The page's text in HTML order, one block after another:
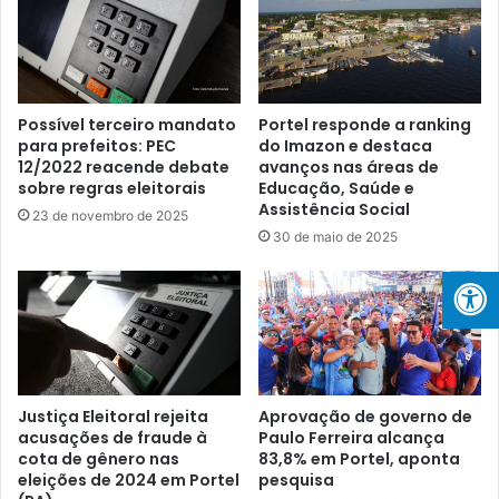
F
e
r
e
i
r
a
e
o
m
7
1
,
e
P
u
l
o
F
e
i
l
c
a
ç
Possível terceiro mandato
para prefeitos: PEC
12/2022 reacende debate
sobre regras eleitorais
23 de novembro de 2025
Portel responde a ranking
do Imazon e destaca
avanços nas áreas de
Educação, Saúde e
Assistência Social
30 de maio de 2025
Justiça Eleitoral rejeita
acusações de fraude à
cota de gênero nas
eleições de 2024 em Portel
Aprovação de governo de
Paulo Ferreira alcança
83,8% em Portel, aponta
pesquisa